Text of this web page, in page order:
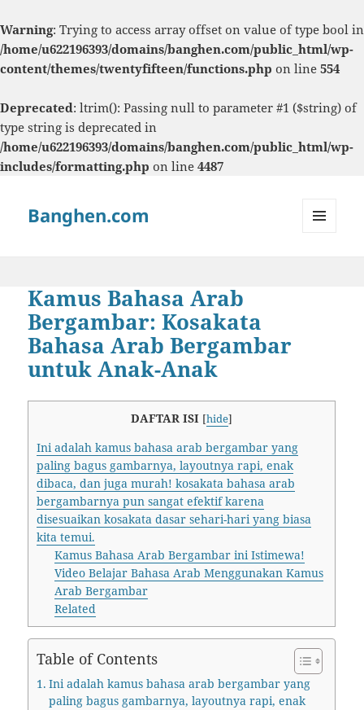
Warning: Trying to access array offset on value of type bool in
/home/u622196393/domains/banghen.com/public_html/wp-
content/themes/twentyfifteen/functions.php on line 554
Deprecated: ltrim(): Passing null to parameter #1 ($string) of
type string is deprecated in
/home/u622196393/domains/banghen.com/public_html/wp-
includes/formatting.php on line 4487
Banghen.com
Kamus Bahasa Arab
Bergambar: Kosakata
Bahasa Arab Bergambar
untuk Anak-Anak
DAFTAR ISI [hide]
Ini adalah kamus bahasa arab bergambar yang
paling bagus gambarnya, layoutnya rapi, enak
dibaca, dan juga murah! kosakata bahasa arab
bergambarnya pun sangat efektif karena
disesuaikan kosakata dasar sehari-hari yang biasa
kita temui.
Kamus Bahasa Arab Bergambar ini Istimewa!
Video Belajar Bahasa Arab Menggunakan Kamus
Arab Bergambar
Related
Table of Contents
Ini adalah kamus bahasa arab bergambar yang
paling bagus gambarnya, layoutnya rapi, enak